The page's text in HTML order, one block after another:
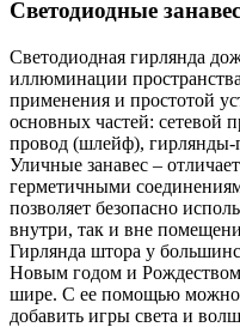
Светодиодные
Светодиодная гирлянда
иллюминации
применения и простотой
основных частей: сетевой
провод (шлейф), гирлянды-
Уличные занавес –
герметичными
позволяет безопасно
внутри, так и вне
Гирлянда штора у
Новым годом и
шире. С ее помощью можно
добавить игры света и